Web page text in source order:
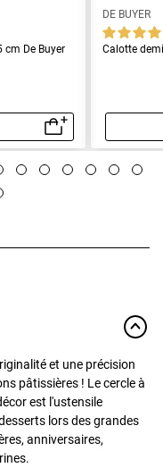
cm De Buyer
DE BUYER
Calotte
et une précision
pâtissières ! Le cercle à
est l'ustensile
lors des grandes
anniversaires,